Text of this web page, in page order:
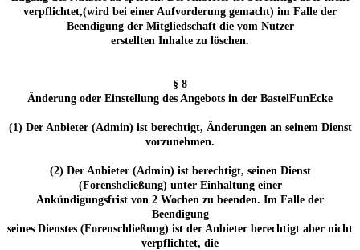
verpflichtet,(wird bei einer Aufvorderung gemacht) im Falle der
Beendigung der Mitgliedschaft die vom Nutzer
erstellten Inhalte zu löschen.
§ 8
Änderung oder Einstellung des Angebots in der BastelFunEcke
(1) Der Anbieter (Admin) ist berechtigt, Änderungen an seinem Dienst
vorzunehmen.
(2) Der Anbieter (Admin) ist berechtigt, seinen Dienst
(Forenshcließung) unter Einhaltung einer
Ankündigungsfrist von 2 Wochen zu beenden. Im Falle der
Beendigung
seines Dienstes (Forenschließung) ist der Anbieter berechtigt aber nicht
verpflichtet, die